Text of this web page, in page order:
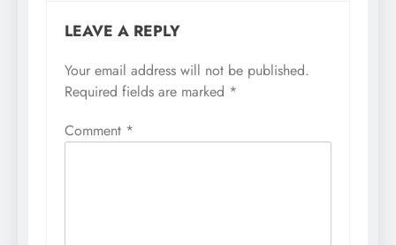
LEAVE A REPLY
Your email address will not be published.
Required fields are marked *
Comment *